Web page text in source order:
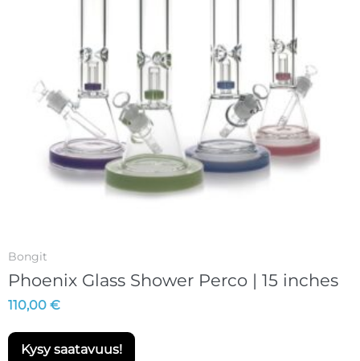
Bongit
Phoenix Glass Shower Perco | 15 inches
110,00 €
Kysy saatavuus!